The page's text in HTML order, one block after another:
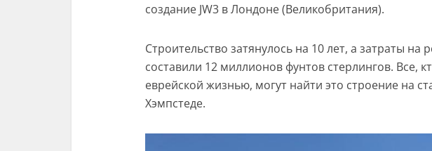
создание JW3 в Лондоне (Великобритания).
Строительство затянулось на 10 лет, а затраты на
составили 12 миллионов фунтов стерлингов. Все,
еврейской жизнью, могут найти это строение на
Хэмпстеде.